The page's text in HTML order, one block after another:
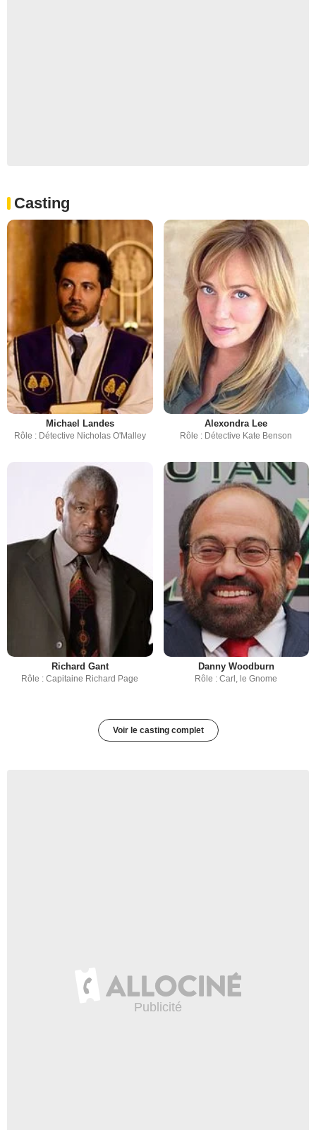
Casting
Michael Landes
Rôle : Détective Nicholas O'Malley
Alexondra Lee
Rôle : Détective Kate Benson
Richard Gant
Rôle : Capitaine Richard Page
Danny Woodburn
Rôle : Carl, le Gnome
Voir le casting complet